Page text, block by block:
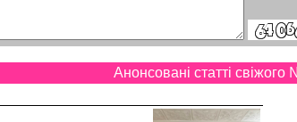
Анонсовані статті